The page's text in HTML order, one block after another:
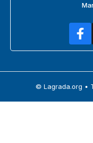
© Lagrada.org •